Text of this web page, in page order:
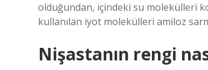
olduğundan, içindeki su molekülleri
kullanılan iyot molekülleri amiloz
Nişastanın rengi